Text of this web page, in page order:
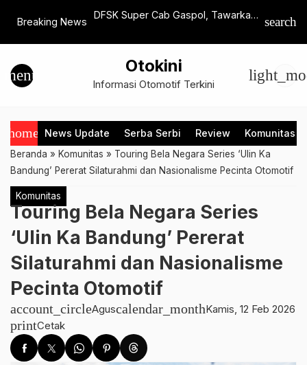
Breaking News
Week 2026
DFSK Super Cab Gaspol, Tawarkan
search
menu Otokini
Informasi Otomotif Terkini
home News Update Serba Serbi Review Komunitas
Beranda » Komunitas » Touring Bela Negara Series ‘Ulin Ka
Bandung’ Pererat Silaturahmi dan Nasionalisme Pecinta Otomotif
Komunitas
Touring Bela Negara Series
‘Ulin Ka Bandung’ Pererat
Silaturahmi dan Nasionalisme
Pecinta Otomotif
account_circleAguscalendar_monthKamis, 12 Feb 2026
printCetak